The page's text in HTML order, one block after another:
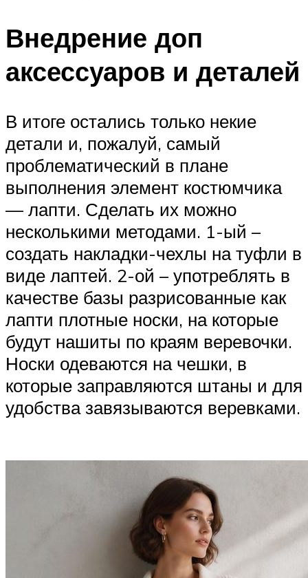
Внедрение доп
аксессуаров и деталей
В итоге остались только некие
детали и, пожалуй, самый
проблематический в плане
выполнения элемент костюмчика
— лапти. Сделать их можно
несколькими методами. 1-ый –
создать накладки-чехлы на туфли в
виде лаптей. 2-ой – употреблять в
качестве базы разрисованные как
лапти плотные носки, на которые
будут нашиты по краям веревочки.
Носки одеваются на чешки, в
которые заправляются штаны и для
удобства завязываются веревками.